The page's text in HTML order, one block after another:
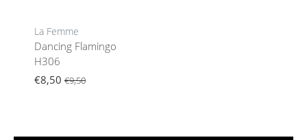
La Femme
Dancing Flamingo
H306
€8,50 €9,50